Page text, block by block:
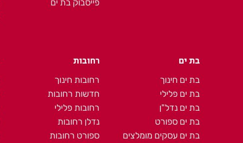
פייסבוק בת ים
בת ים
בת ים חינוך
בת ים פלילי
בת ים נדל"ן
בת ים ספורט
בת ים עסקים מומלצים
רחובות
רחובות חינוך
חדשות רחובות
רחובות פלילי
נדלן רחובות
ספורט רחובות